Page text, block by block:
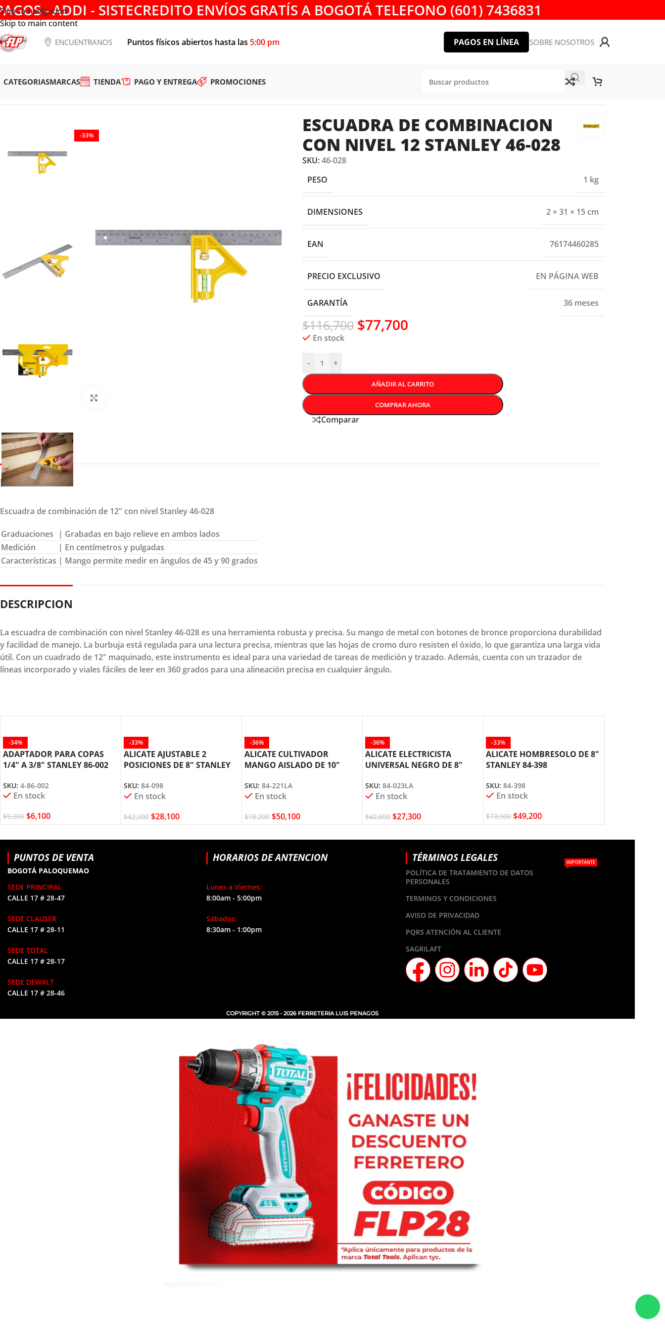
Skip to navigation
Skip to main content
- ADDI - SISTECREDITO ENVÍOS GRATÍS A BOGOTÁ TELEFONO (601) 7436831
ENCUENTRANOS Puntos físicos abiertos hasta las 5:00 pm PAGOS EN LÍNEA SOBRE NOSOTROS
CATEGORIASMARCAS TIENDA PAGO Y ENTREGA PROMOCIONES
-33%
ESCUADRA DE COMBINACION
CON NIVEL 12 STANLEY 46-028
SKU:46-028
PESO
1 kg
DIMENSIONES 2 × 31 × 15 cm
EAN 76174460285
PRECIO EXCLUSIVO EN PÁGINA WEB
GARANTÍA 36 meses
$116,700 $77,700
En stock
- +
AÑADIR AL CARRITO
COMPRAR AHORA
Comparar
DETALLES
Escuadra de combinación de 12″ con nivel Stanley 46-028
Graduaciones
| Grabadas en bajo relieve en ambos lados
Medición
| En centímetros y pulgadas
Características | Mango permite medir en ángulos de 45 y 90 grados
DESCRIPCION
La escuadra de combinación con nivel Stanley 46-028 es una herramienta robusta y precisa. Su mango de metal con botones de bronce proporciona durabilidad
y facilidad de manejo. La burbuja está regulada para una lectura precisa, mientras que las hojas de cromo duro resisten el óxido, lo que garantiza una larga vida
útil. Con un cuadrado de 12" maquinado, este instrumento es ideal para una variedad de tareas de medición y trazado. Además, cuenta con un trazador de
líneas incorporado y viales fáciles de leer en 360 grados para una alineación precisa en cualquier ángulo.
-34%
ADAPTADOR PARA COPAS
1/4″ A 3/8″ STANLEY 86-002
SKU: 4-86-002
En stock
$9,300 $6,100
-33%
ALICATE AJUSTABLE 2
POSICIONES DE 8″ STANLEY
SKU: 84-098
En stock
$42,200 $28,100
-36%
ALICATE CULTIVADOR
MANGO AISLADO DE 10″
SKU: 84-221LA
En stock
$78,200 $50,100
-36%
ALICATE ELECTRICISTA
UNIVERSAL NEGRO DE 8″
SKU: 84-023LA
En stock
$42,800 $27,300
-33%
ALICATE HOMBRESOLO DE 8″
STANLEY 84-398
SKU: 84-398
En stock
$73,900 $49,200
PUNTOS DE VENTA
BOGOTÁ PALOQUEMAO
SEDE PRINCIPAL
CALLE 17 # 28-47
SEDE CLAUSER
CALLE 17 # 28-11
SEDE TOTAL
CALLE 17 # 28-17
SEDE DEWALT
CALLE 17 # 28-46
HORARIOS DE ANTENCION
Lunes a Viernes:
8:00am - 5:00pm
Sábados:
8:30am - 1:00pm
TÉRMINOS LEGALES
POLÍTICA DE TRATAMIENTO DE DATOS
PERSONALES
IMPORTANTE
TERMINOS Y CONDICIONES
AVISO DE PRIVACIDAD
PQRS ATENCIÓN AL CLIENTE
SAGRILAFT
COPYRIGHT © 2015 - 2026 FERRETERIA LUIS PENAGOS